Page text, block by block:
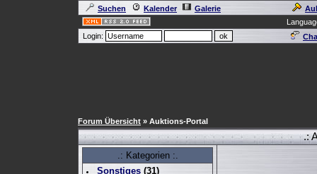
Suchen Kalender Galerie
Login:
Forum Übersicht » Auktions-Portal
.:
.: Kategorien :.
Sonstiges (31)